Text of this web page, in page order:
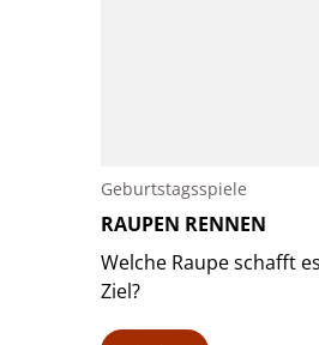
Geburtstagsspiele
RAUPEN RENNEN
Welche Raupe schafft
Ziel?